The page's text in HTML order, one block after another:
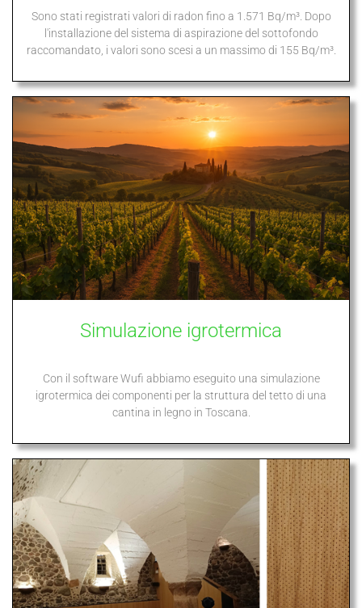
Sono stati registrati valori di radon fino a 1.571 Bq/m³. Dopo
l'installazione del sistema di aspirazione del sottofondo
raccomandato, i valori sono scesi a un massimo di 155 Bq/m³.
Simulazione igrotermica
Con il software Wufi abbiamo eseguito una simulazione
igrotermica dei componenti per la struttura del tetto di una
cantina in legno in Toscana.